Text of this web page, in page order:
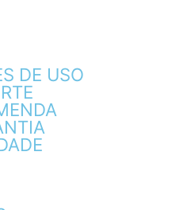
DE USO